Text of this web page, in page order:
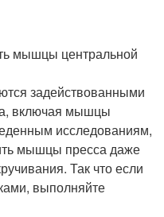
мышцы центральной
задействованными
включая мышцы
исследованиям,
мышцы пресса даже
Так что если
выполняйте